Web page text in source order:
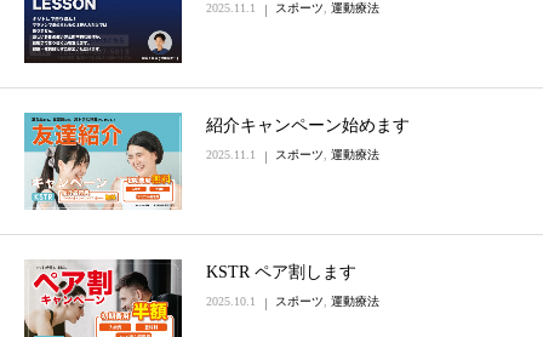
2025.11.1 スポーツ, 運動療法
紹介キャンペーン始めます
2025.11.1 スポーツ, 運動療法
KSTR ペア割します
2025.10.1 スポーツ 運動療法